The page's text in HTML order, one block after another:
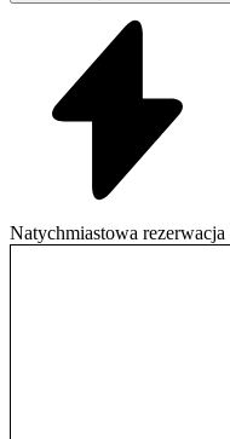
Natychmiastowa rezerwacja